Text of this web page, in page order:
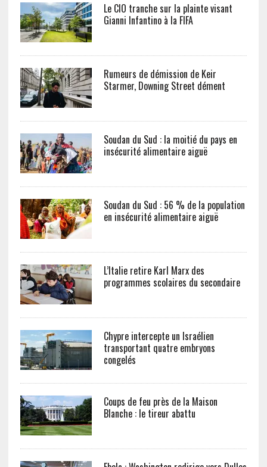
Le CIO tranche sur la plainte visant
Gianni Infantino à la FIFA
Rumeurs de démission de Keir
Starmer, Downing Street dément
Soudan du Sud : la moitié du pays en
insécurité alimentaire aiguë
Soudan du Sud : 56 % de la population
en insécurité alimentaire aiguë
L’Italie retire Karl Marx des
programmes scolaires du secondaire
Chypre intercepte un Israélien
transportant quatre embryons
congelés
Coups de feu près de la Maison
Blanche : le tireur abattu